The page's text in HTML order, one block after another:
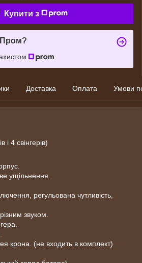
Купити з
Пром?
Доставка Оплата Умови
і 4 свінгерів)
ущільнення.
регульована чутливість,
звуком.
крона. (не входить в комплект)